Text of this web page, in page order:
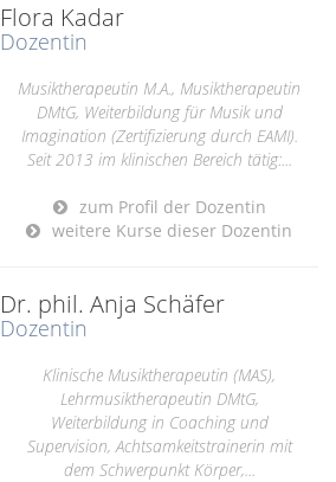
Flora Kadar
Dozentin
Musiktherapeutin M.A., Musiktherapeutin
DMtG, Weiterbildung für Musik und
Imagination (Zertifizierung durch EAMI).
Seit 2013 im klinischen Bereich tätig:...
zum Profil der Dozentin
weitere Kurse dieser Dozentin
Dr. phil. Anja Schäfer
Dozentin
Klinische Musiktherapeutin (MAS),
Lehrmusiktherapeutin DMtG,
Weiterbildung in Coaching und
Supervision, Achtsamkeitstrainerin mit
dem Schwerpunkt Körper,...